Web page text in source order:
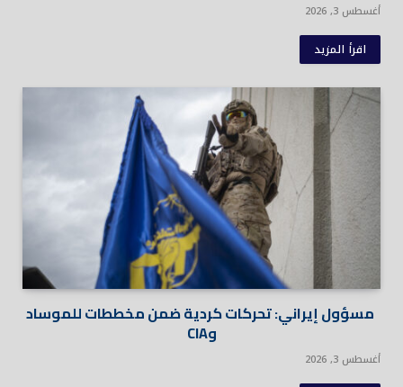
أغسطس 3, 2026
اقرأ المزيد
مسؤول إيراني: تحركات كردية ضمن مخططات للموساد
وCIA
أغسطس 3, 2026